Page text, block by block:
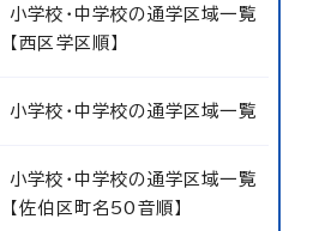
小学校・中学校の通学区域一覧
【西区学区順】
小学校・中学校の通学区域一覧
小学校・中学校の通学区域一覧
【佐伯区町名50音順】